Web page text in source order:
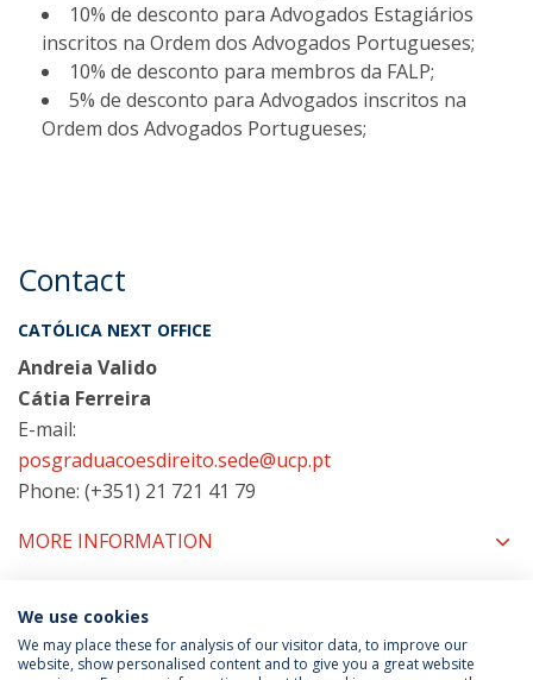
10% de desconto para Advogados Estagiários
inscritos na Ordem dos Advogados Portugueses;
10% de desconto para membros da FALP;
5% de desconto para Advogados inscritos na
Ordem dos Advogados Portugueses;
Contact
CATÓLICA NEXT OFFICE
Andreia Valido
Cátia Ferreira
E-mail:
posgraduacoesdireito.sede@ucp.pt
Phone: (+351) 21 721 41 79
MORE INFORMATION
COORDINATORS
We use cookies
We may place these for analysis of our visitor data, to improve our
website, show personalised content and to give you a great website